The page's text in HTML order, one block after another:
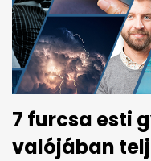
7 furcsa esti
valójában